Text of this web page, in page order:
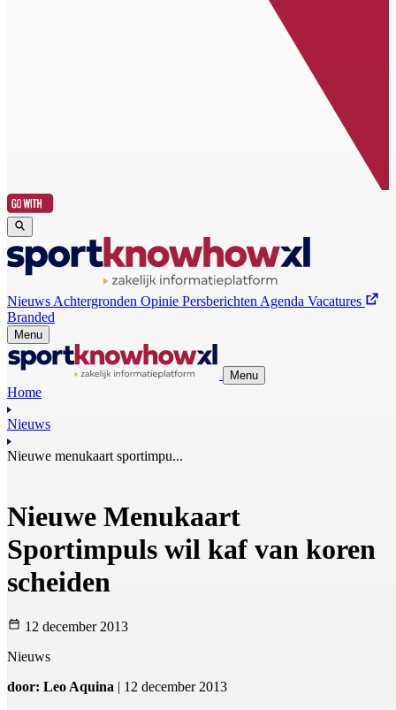
Nieuws Achtergronden Opinie Persberichten Agenda Vacatures
Branded
Menu
Menu
Home
Nieuws
Nieuwe menukaart sportimpu...
Nieuwe Menukaart
Sportimpuls wil kaf van koren
scheiden
12 december 2013
Nieuws
door: Leo Aquina | 12 december 2013